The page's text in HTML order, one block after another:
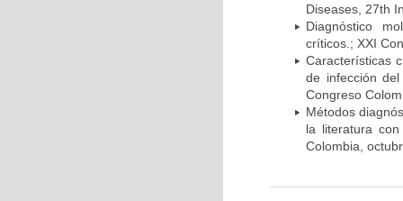
Diseases, 27th
Diagnóstico
críticos.; XXI
Características
de infección
Congreso
Métodos
la literatura
Colombia,